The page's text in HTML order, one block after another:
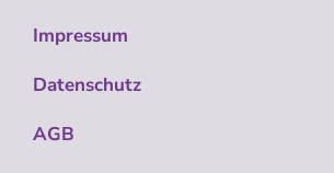
Impressum
Datenschutz
AGB